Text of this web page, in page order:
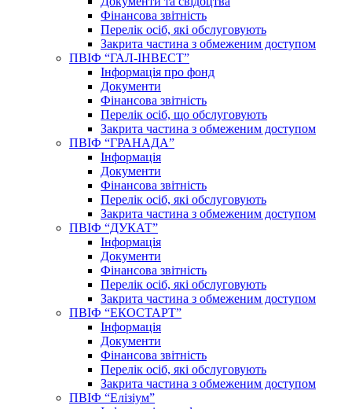
Фінансова звітність
Перелік осіб, які обслуговують
Закрита частина з обмеженим доступом
ПВІФ “ГАЛ-ІНВЕСТ”
Інформація про фонд
Документи
Фінансова звітність
Перелік осіб, що обслуговують
Закрита частина з обмеженим доступом
ПВІФ “ГРАНАДА”
Інформація
Документи
Фінансова звітність
Перелік осіб, які обслуговують
Закрита частина з обмеженим доступом
ПВІФ “ДУКАТ”
Інформація
Документи
Фінансова звітність
Перелік осіб, які обслуговують
Закрита частина з обмеженим доступом
ПВІФ “ЕКОСТАРТ”
Інформація
Документи
Фінансова звітність
Перелік осіб, які обслуговують
Закрита частина з обмеженим доступом
ПВІФ “Елізіум”